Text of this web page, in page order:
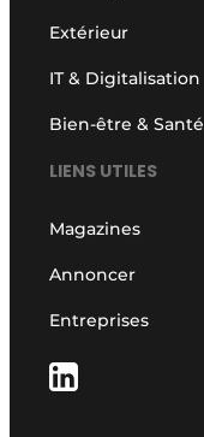
Extérieur
IT & Digitalisation
Bien-être & Santé
LIENS UTILES
Magazines
Annoncer
Entreprises